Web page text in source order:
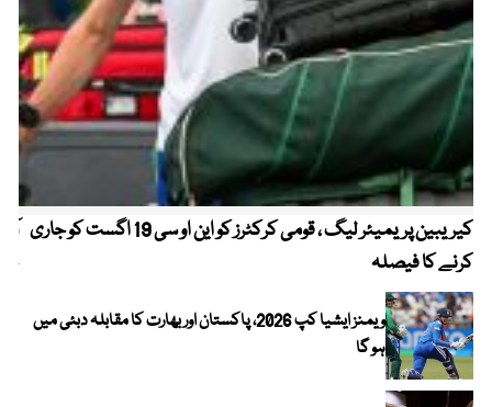
کیریبین پریمیئر لیگ ، قومی کرکٹرز کو این او سی 19 اگست کو جاری
کرنے کا فیصلہ
ویمنز ایشیا کپ 2026، پاکستان اور بھارت کا مقابلہ دبئی میں
ہو گا